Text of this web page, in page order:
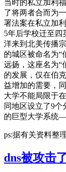
当时的私立加利
了将两者合而为
署法案在私立加
5年后学校迁至四
洋来到北美传播
的城区被命名为“
远扬，这座名为“
的发展，仅在伯
益增加的需要，
大学不能局限于
同地区设立了9
的巨型大学系统
ps:据有关资料整
dns被攻击